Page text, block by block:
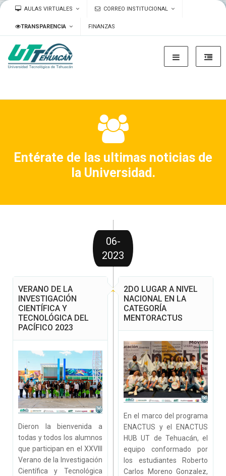
AULAS VIRTUALES CORREO INSTITUCIONAL
TRANSPARENCIA FINANZAS
Entérate de las ultimas noticias de
la Universidad.
06-
2023
2DO LUGAR A NIVEL
NACIONAL EN LA
CATEGORÍA
MENTORACTUS
En el marco del programa
ENACTUS y el ENACTUS
HUB UT de Tehuacán, el
equipo conformado por
los estudiantes Roberto
Carlos Moreno Gonzalez,
VERANO DE LA
INVESTIGACIÓN
CIENTÍFICA Y
TECNOLÓGICA DEL
PACÍFICO 2023
Dieron la bienvenida a
todas y todos los alumnos
que participan en el XXVIII
Verano de la Investigación
Científica y Tecnológica